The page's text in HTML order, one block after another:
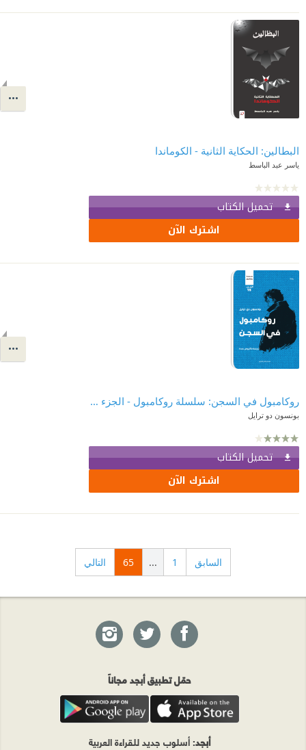
البطالين: الحكاية الثانية - الكوماندا
ياسر عبد الباسط
تحميل الكتاب
اشترك الآن
روكامبول في السجن: سلسلة روكامبول - الجزء الخامس عشر
بونسون دو ترايل
تحميل الكتاب
اشترك الآن
السابق 1
...
65 التالي
حمّل تطبيق أبجد مجاناً
أبجد: أسلوب جديد للقراءة العربية